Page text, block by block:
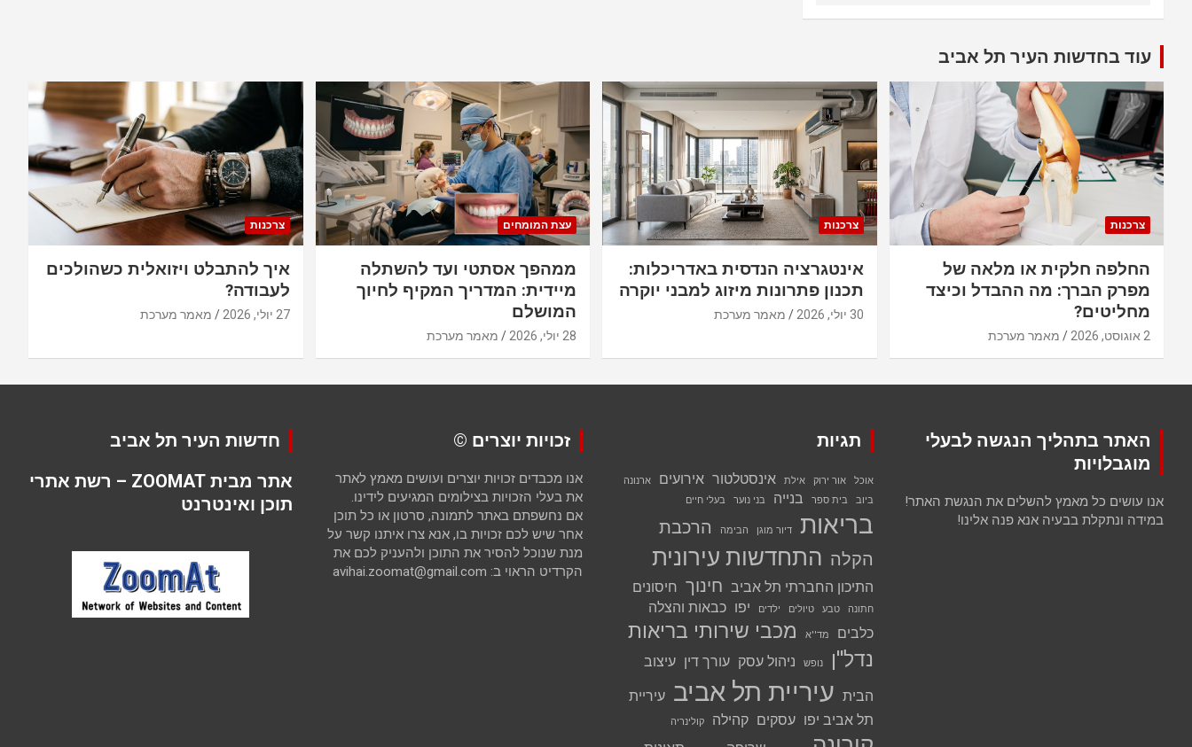
עוד בחדשות העיר תל אביב
צרכנות
החלפה חלקית או מלאה של
מפרק הברך: מה ההבדל וכיצד
מחליטים?
2 אוגוסט, 2026 מאמר מערכת
צרכנות
אינטגרציה הנדסית באדריכלות:
תכנון פתרונות מיזוג למבני יוקרה
30 יולי, 2026 מאמר מערכת
עצת המומחים
ממהפך אסתטי ועד להשתלה
מיידית: המדריך המקיף לחיוך
המושלם
28 יולי, 2026 מאמר מערכת
צרכנות
איך להתבלט ויזואלית כשהולכים
לעבודה?
27 יולי, 2026 מאמר מערכת
האתר בתהליך הנגשה לבעלי
מוגבלויות
אנו עושים כל מאמץ להשלים את הנגשת האתר!
במידה ונתקלת בבעיה אנא פנה אלינו!
תגיות
אוכל אור ירוק אילת אינסטלטור אירועים
ארנונה
ביוב
בית ספר בנייה בני נוער בעלי חיים
בריאות דיור מוגן הבימה
הרכבת
הקלה התחדשות עירונית
התיכון החברתי תל אביב חינוך חיסונים
חתונה טבע טיולים ילדים יפו כבאות והצלה
כלבים
מד''א
מכבי שירותי בריאות
נדל''ן
נופש ניהול עסק עורך דין עיצוב
הבית עיריית תל אביב עיריית
תל אביב יפו עסקים קהילה קולינריה
זכויות יוצרים ©
אנו מכבדים זכויות יוצרים ועושים מאמץ לאתר
את בעלי הזכויות בצילומים המגיעים לידינו.
אם נחשפתם באתר לתמונה, סרטון או כל תוכן
אחר שיש לכם זכויות בו, אנא צרו איתנו קשר על
מנת שנוכל להסיר את התוכן ולהעניק לכם את
הקרדיט הראוי ב: avihai.zoomat@gmail.com
חדשות העיר תל אביב
אתר מבית ZOOMAT – רשת אתרי
תוכן ואינטרנט